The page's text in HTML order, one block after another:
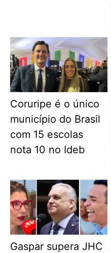
Coruripe é o único
município do Brasil
com 15 escolas
nota 10 no Ideb
Gaspar supera JHC